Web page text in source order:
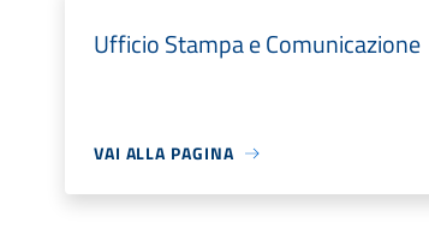
Ufficio Stampa e Comunicazione
VAI ALLA PAGINA